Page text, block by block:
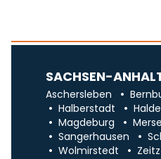
SACHSEN-
Aschersleben
Halberstadt
Magdeburg
Sangerhausen
Wolmirstedt
Zeitz